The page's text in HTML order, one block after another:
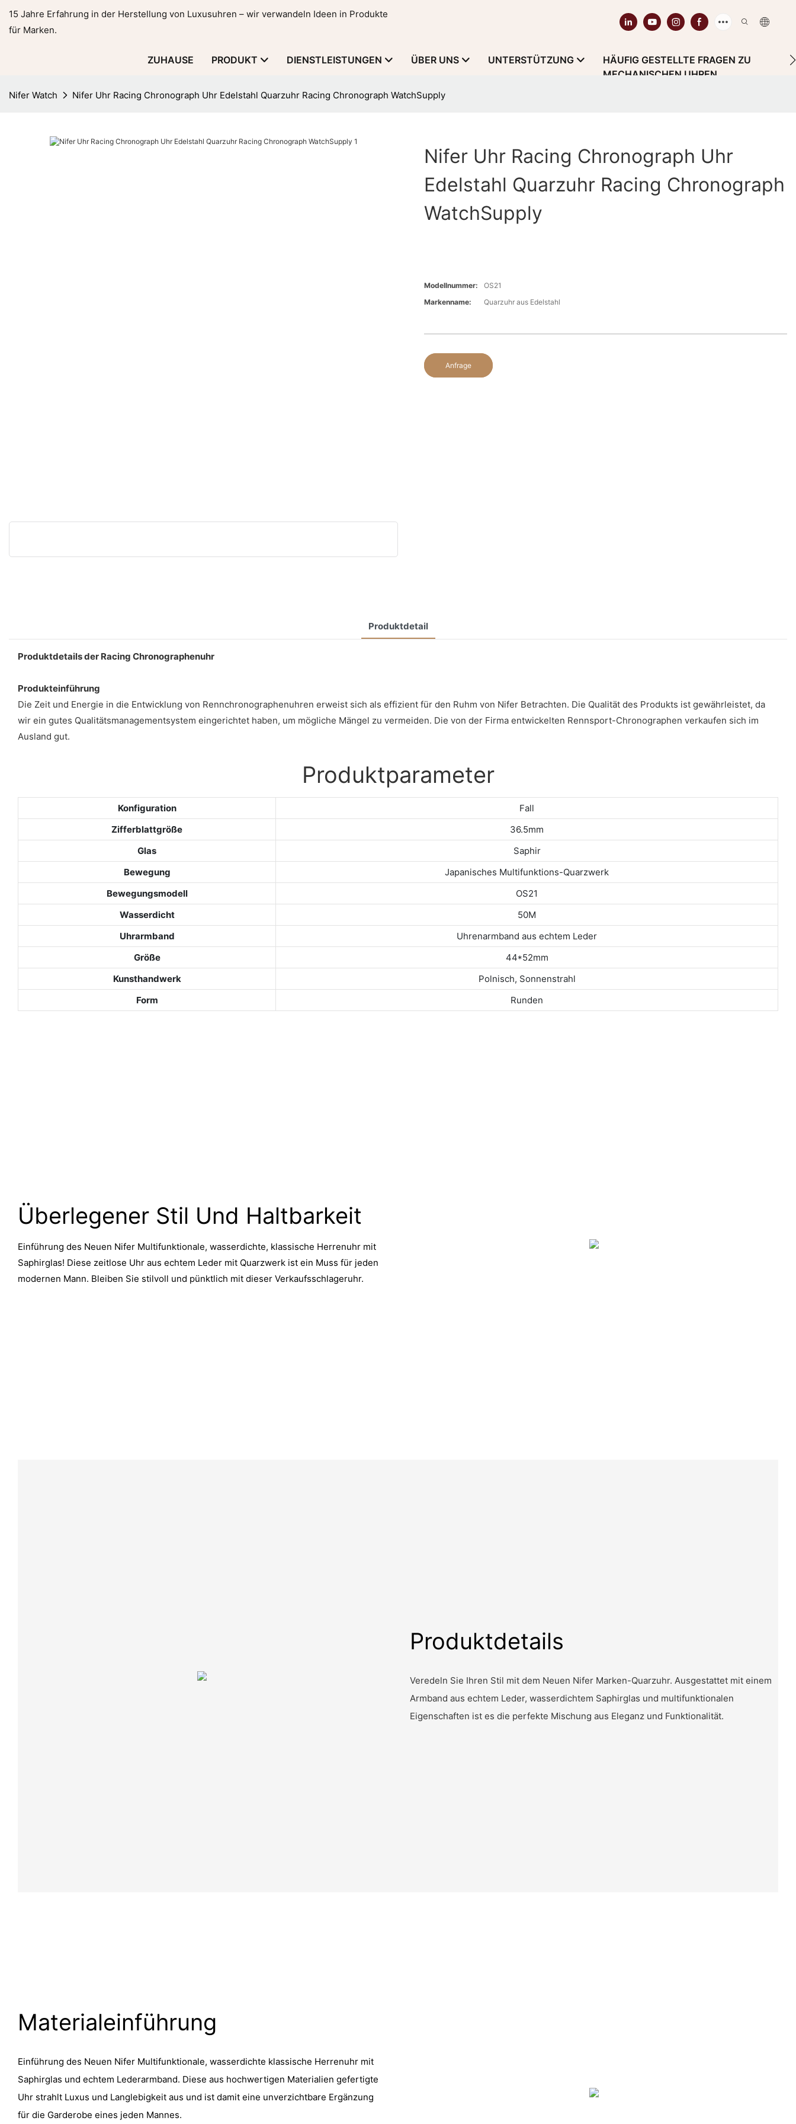
15 Jahre Erfahrung in der Herstellung von Luxusuhren – wir verwandeln Ideen in Produkte
für Marken.
ZUHAUSE PRODUKT DIENSTLEISTUNGEN ÜBER UNS UNTERSTÜTZUNG
HÄUFIG GESTELLTE FRAGEN ZU
MECHANISCHEN UHREN
Nifer Watch Nifer Uhr Racing Chronograph Uhr Edelstahl Quarzuhr Racing Chronograph WatchSupply
Nifer Uhr Racing Chronograph Uhr
Edelstahl Quarzuhr Racing Chronograph
WatchSupply
Modellnummer:
OS21
Markenname:
Quarzuhr aus Edelstahl
Anfrage
Produktdetail
Produktdetails der Racing Chronographenuhr
Produkteinführung
Die Zeit und Energie in die Entwicklung von Rennchronographenuhren erweist sich als effizient für den Ruhm von Nifer Betrachten. Die Qualität des Produkts ist gewährleistet, da
wir ein gutes Qualitätsmanagementsystem eingerichtet haben, um mögliche Mängel zu vermeiden. Die von der Firma entwickelten Rennsport-Chronographen verkaufen sich im
Ausland gut.
Produktparameter
Konfiguration
Fall
Zifferblattgröße
36.5mm
Glas
Saphir
Bewegung
Japanisches Multifunktions-Quarzwerk
Bewegungsmodell
OS21
Wasserdicht
50M
Uhrarmband
Uhrenarmband aus echtem Leder
Größe
44*52mm
Kunsthandwerk
Polnisch, Sonnenstrahl
Form
Runden
Überlegener Stil Und Haltbarkeit
Einführung des Neuen Nifer Multifunktionale, wasserdichte, klassische Herrenuhr mit
Saphirglas! Diese zeitlose Uhr aus echtem Leder mit Quarzwerk ist ein Muss für jeden
modernen Mann. Bleiben Sie stilvoll und pünktlich mit dieser Verkaufsschlageruhr.
Produktdetails
Veredeln Sie Ihren Stil mit dem Neuen Nifer Marken-Quarzuhr. Ausgestattet mit einem
Armband aus echtem Leder, wasserdichtem Saphirglas und multifunktionalen
Eigenschaften ist es die perfekte Mischung aus Eleganz und Funktionalität.
Materialeinführung
Einführung des Neuen Nifer Multifunktionale, wasserdichte klassische Herrenuhr mit
Saphirglas und echtem Lederarmband. Diese aus hochwertigen Materialien gefertigte
Uhr strahlt Luxus und Langlebigkeit aus und ist damit eine unverzichtbare Ergänzung
für die Garderobe eines jeden Mannes.